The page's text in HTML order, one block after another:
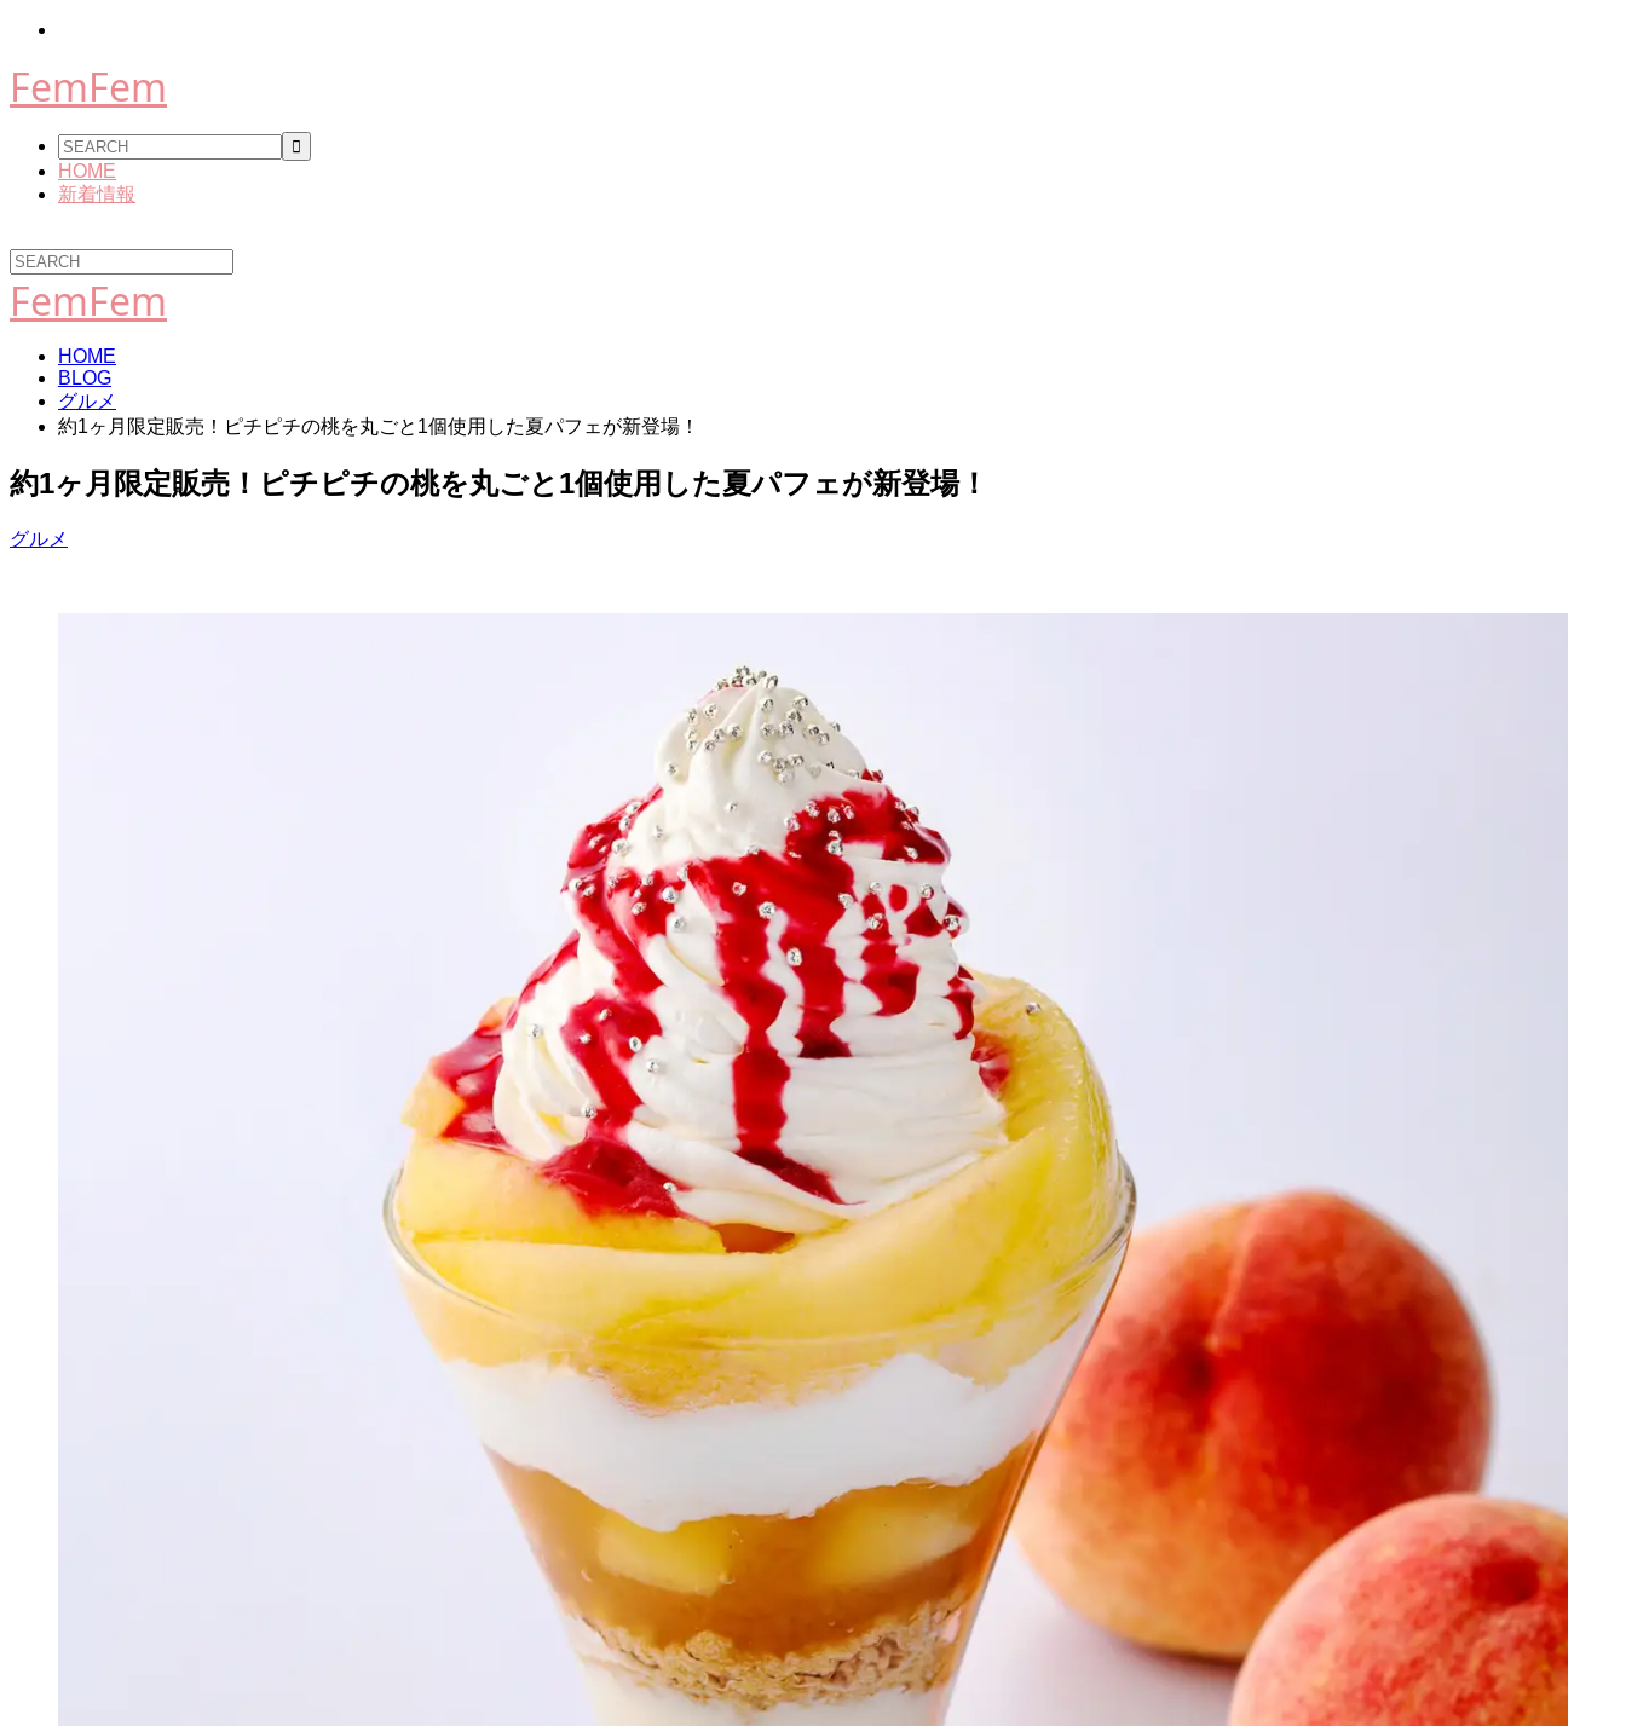
FemFem
HOME
新着情報
FemFem
HOME
BLOG
グルメ
約1ヶ月限定販売！ピチピチの桃を丸ごと1個使用した夏パフェが新登場！
約1ヶ月限定販売！ピチピチの桃を丸ごと1個使用した夏パフェが新登場！
グルメ